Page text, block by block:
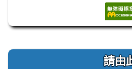
右邊區域內容 請由